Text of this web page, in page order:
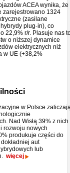
ACEA wynika, że
zarejestrowano 1324
(zasilane
plug-in), co
22,9% r/r. Plasuje nas
o niższej dynamice
elektrycznych niż
w UE (+38,2%
w Polsce
Nad Wisłą 39% z nich
rozwoju nowych
produkuje części do
aut
lub
więcej